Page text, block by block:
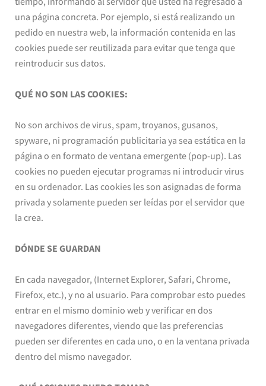
una página concreta. Por ejemplo, si está realizando un
pedido en nuestra web, la información contenida en las
cookies puede ser reutilizada para evitar que tenga que
reintroducir sus datos.
QUÉ NO SON LAS COOKIES:
No son archivos de virus, spam, troyanos, gusanos,
spyware, ni programación publicitaria ya sea estática en la
página o en formato de ventana emergente (pop-up). Las
cookies no pueden ejecutar programas ni introducir virus
en su ordenador. Las cookies les son asignadas de forma
privada y solamente pueden ser leídas por el servidor que
la crea.
DÓNDE SE GUARDAN
En cada navegador, (Internet Explorer, Safari, Chrome,
Firefox, etc.), y no al usuario. Para comprobar esto puedes
entrar en el mismo dominio web y verificar en dos
navegadores diferentes, viendo que las preferencias
pueden ser diferentes en cada uno, o en la ventana privada
dentro del mismo navegador.